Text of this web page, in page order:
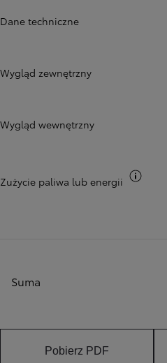
Dane techniczne
Wygląd zewnętrzny
Wygląd wewnętrzny
Zużycie paliwa lub energii
Suma
Pobierz PDF